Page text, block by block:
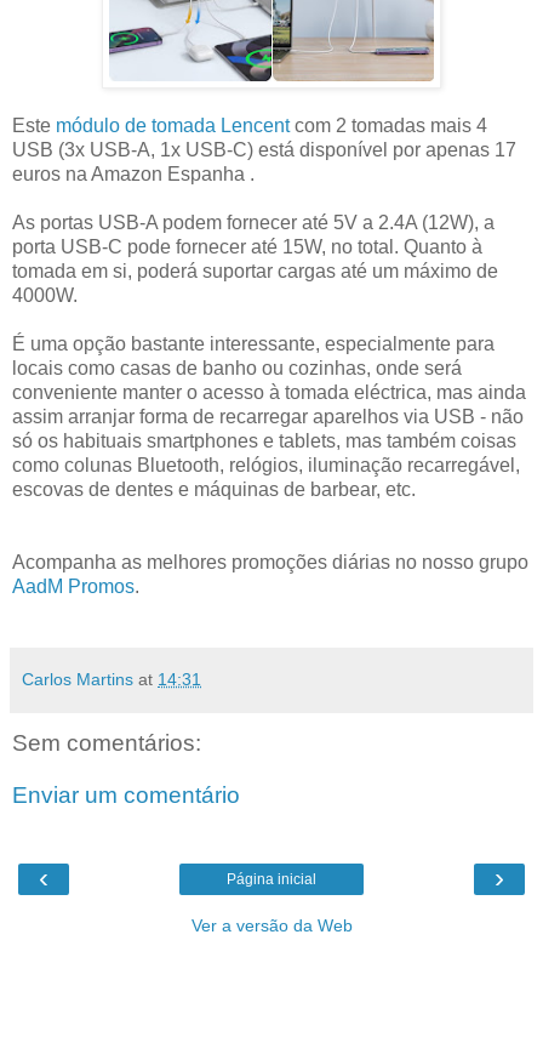
Este módulo de tomada Lencentcom 2 tomadas mais 4
USB (3x USB-A, 1x USB-C) está disponível por apenas 17
euros na Amazon Espanha .
As portas USB-A podem fornecer até 5V a 2.4A (12W), a
porta USB-C pode fornecer até 15W, no total. Quanto à
tomada em si, poderá suportar cargas até um máximo de
4000W.
É uma opção bastante interessante, especialmente para
locais como casas de banho ou cozinhas, onde será
conveniente manter o acesso à tomada eléctrica, mas ainda
assim arranjar forma de recarregar aparelhos via USB - não
só os habituais smartphones e tablets, mas também coisas
como colunas Bluetooth, relógios, iluminação recarregável,
escovas de dentes e máquinas de barbear, etc.
Acompanha as melhores promoções diárias no nosso grupo
AadM Promos.
Carlos Martins at 14:31
Sem comentários:
Enviar um comentário
‹ ›
Página inicial
Ver a versão da Web